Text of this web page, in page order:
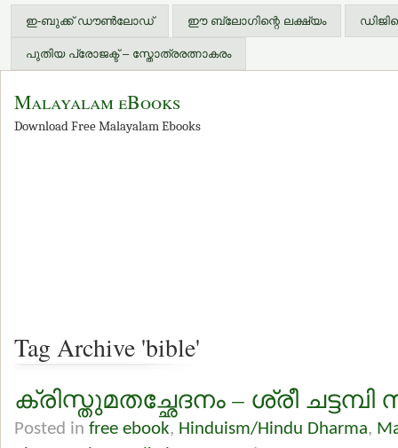
ഇ-ബുക്ക് ഡൗണ്‍ലോഡ് ഈ ബ്ലോഗിന്റെ ലക്ഷ്യം
പുതിയ പ്രോജക്ട് – സ്തോത്രരത്നാകരം
Malayalam eBooks
Download Free Malayalam Ebooks
Tag Archive 'bible'
ക്രിസ്തുമതച്ഛേദനം – ശ്രീ
Posted in free ebook, Hinduism/Hindu Dharma,